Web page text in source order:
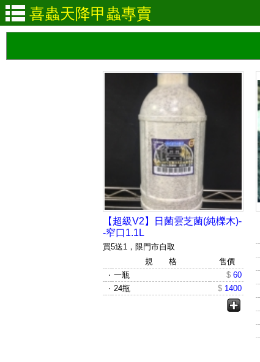
喜蟲天降甲蟲專賣
【超級V2】日菌雲芝菌(純櫟木)-
-窄口1.1L
買5送1，限門市自取
規 格
售價
‧ 一瓶 $ 60
‧ 24瓶 $ 1400